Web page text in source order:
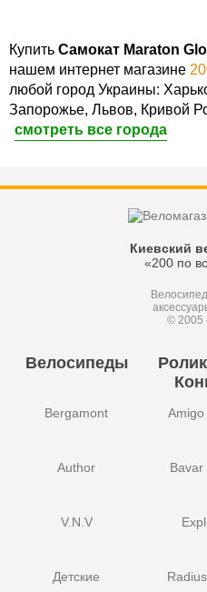
Купить Cамокат Maraton
нашем интернет магазине
любой город Украины:
Запорожье, Львов, Кривой
смотреть все города
Киевский
«200 по
© 2005
Велосипеды
Bergamont
Author
V.N.V
Детские
Bavar